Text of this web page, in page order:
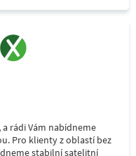
rádi Vám nabídneme
Pro klienty z oblastí bez
stabilní satelitní